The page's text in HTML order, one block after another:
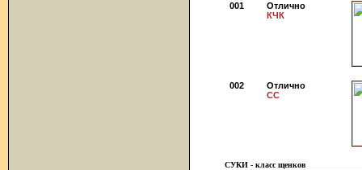
001
Отлично
КЧК
002
Отлично
СС
СУКИ - класс щенков